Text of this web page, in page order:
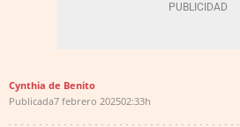
Cynthia de Benito
Publicada7 febrero 202502:33h